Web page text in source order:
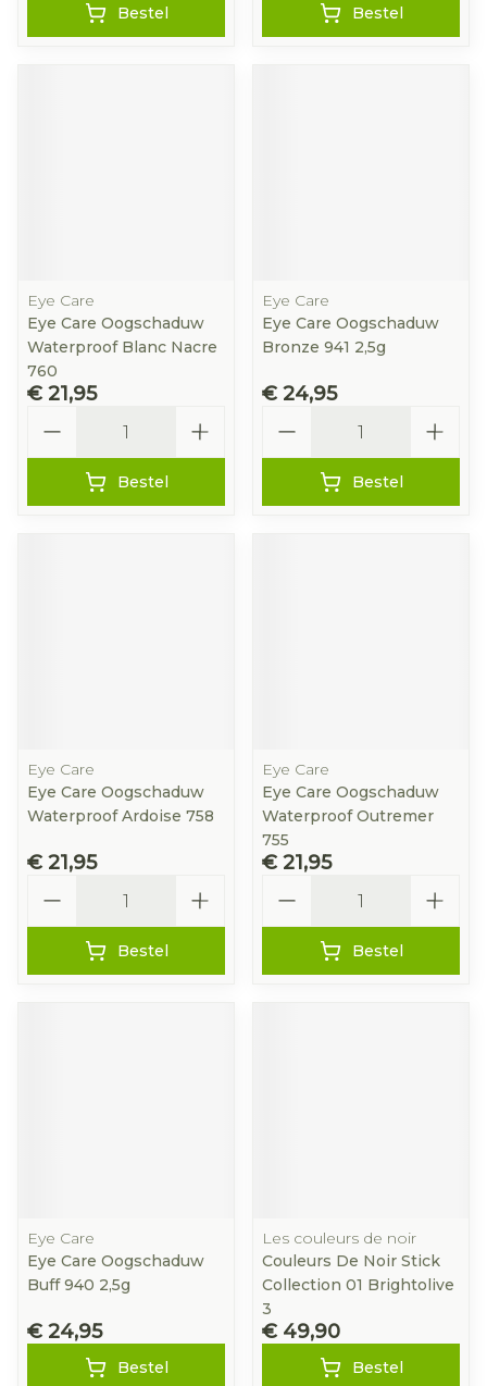
Bestel Bestel
Eye Care
Eye Care Oogschaduw
Waterproof Blanc Nacre
760
€ 21,95
Bestel
Eye Care
Eye Care Oogschaduw
Bronze 941 2,5g
€ 24,95
Bestel
Eye Care
Eye Care Oogschaduw
Waterproof Ardoise 758
€ 21,95
Bestel
Eye Care
Eye Care Oogschaduw
Waterproof Outremer
755
€ 21,95
Bestel
Eye Care
Eye Care Oogschaduw
Buff 940 2,5g
€ 24,95
Bestel
Les couleurs de noir
Couleurs De Noir Stick
Collection 01 Brightolive
3
€ 49,90
Bestel